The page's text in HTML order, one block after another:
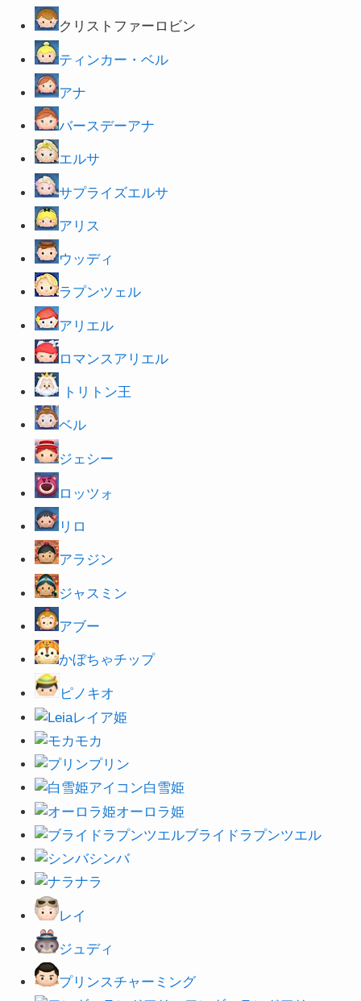
クリストファーロビン
ティンカー・ベル
アナ
バースデーアナ
エルサ
サプライズエルサ
アリス
ウッディ
ラプンツェル
アリエル
ロマンスアリエル
トリトン王
ベル
ジェシー
ロッツォ
リロ
アラジン
ジャスミン
アブー
かぼちゃチップ
ピノキオ
レイア姫
モカ
プリン
白雪姫
オーロラ姫
ブライドラプンツエル
シンバ
ナラ
レイ
ジュディ
プリンスチャーミング